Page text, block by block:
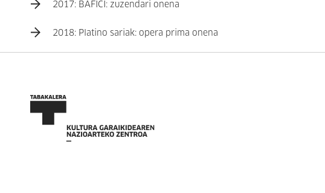
2017: BAFICI: zuzendari onena
2018: Platino sariak: opera prima onena